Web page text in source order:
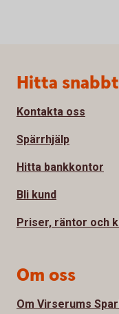
Sidfot
Hitta snabbt
Kontakta oss
Spärrhjälp
Hitta bankkontor
Bli kund
Priser, räntor och
Om oss
Om Virserums